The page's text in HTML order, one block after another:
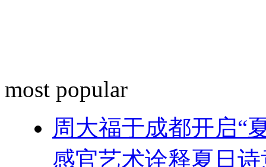
most popular
周大福于成都开启“
感官艺术诠释夏日诗